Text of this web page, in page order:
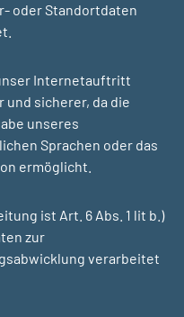
oder Standortdaten
Internetauftritt
sicherer, da die
unseres
Sprachen oder das
ermöglicht.
ist Art. 6 Abs. 1 lit b.)
zur
verarbeitet